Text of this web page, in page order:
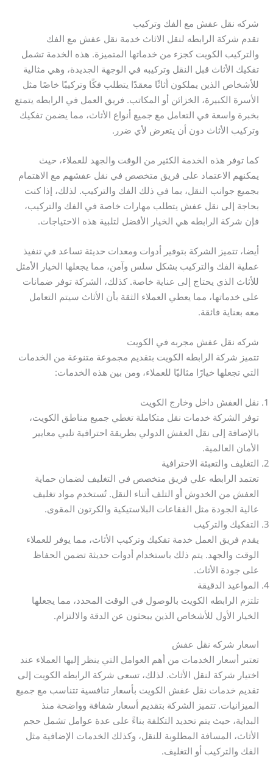
شركه نقل عفش مع الفك وتركيب
تقدم شركة الرابطه لنقل الاثاث خدمة نقل عفش مع الفك
والتركيب الكويت كجزء من خدماتها المتميزة. هذه الخدمة تشمل
تفكيك الأثاث قبل النقل وتركيبه في الوجهة الجديدة، وهي مثالية
للأشخاص الذين يملكون أثاثًا معقدًا يتطلب فكًا وتركيبًا خاصًا مثل
الأسرة الكبيرة، الخزائن أو المكاتب. فريق العمل في الرابطه يتمتع
بخبرة واسعة في التعامل مع جميع أنواع الأثاث، مما يضمن تفكيك
وتركيب الأثاث دون أن يتعرض لأي ضرر.
كما توفر هذه الخدمة الكثير من الوقت والجهد للعملاء، حيث
يمكنهم الاعتماد على فريق متخصص في نقل عفشهم مع الاهتمام
بجميع جوانب النقل، بما في ذلك الفك والتركيب. لذلك، إذا كنت
بحاجة إلى نقل عفش يتطلب مهارات خاصة في الفك والتركيب،
فإن شركة الرابطه هي الخيار الأفضل لتلبية هذه الاحتياجات.
أيضا، تتميز الشركة بتوفير أدوات ومعدات حديثة تساعد في تنفيذ
عملية الفك والتركيب بشكل سلس وآمن، مما يجعلها الخيار الأمثل
للأثاث الذي يحتاج إلى عناية خاصة. كذلك، الشركة توفر ضمانات
على خدماتها، مما يعطي العملاء الثقة بأن الأثاث سيتم التعامل
معه بعناية فائقة.
شركه نقل عفش مجربه في الكويت
تتميز شركة الرابطه الكويت بتقديم مجموعة متنوعة من الخدمات
التي تجعلها خيارًا مثاليًا للعملاء، ومن بين هذه الخدمات:
نقل العفش داخل وخارج الكويت
توفر الشركة خدمات نقل متكاملة تغطي جميع مناطق الكويت،
بالإضافة إلى نقل العفش الدولي بطريقة احترافية تلبي معايير
الأمان العالمية.
التغليف والتعبئة الاحترافية
تعتمد الرابطه علي فريق متخصص في التغليف لضمان حماية
العفش من الخدوش أو التلف أثناء النقل. تُستخدم مواد تغليف
عالية الجودة مثل الفقاعات البلاستيكية والكرتون المقوى.
التفكيك والتركيب
يقدم فريق العمل خدمة تفكيك وتركيب الأثاث، مما يوفر للعملاء
الوقت والجهد. يتم ذلك باستخدام أدوات حديثة تضمن الحفاظ
على جودة الأثاث.
المواعيد الدقيقة
تلتزم الرابطه الكويت بالوصول في الوقت المحدد، مما يجعلها
الخيار الأول للأشخاص الذين يبحثون عن الدقة والالتزام.
اسعار شركه نقل عفش
تعتبر أسعار الخدمات من أهم العوامل التي ينظر إليها العملاء عند
اختيار شركة لنقل الأثاث. لذلك، تسعى شركة الرابطه الكويت إلى
تقديم خدمات نقل عفش الكويت بأسعار تنافسية تتناسب مع جميع
الميزانيات. تتميز الشركة بتقديم أسعار شفافة وواضحة منذ
البداية، حيث يتم تحديد التكلفة بناءً على عدة عوامل تشمل حجم
الأثاث، المسافة المطلوبة للنقل، وكذلك الخدمات الإضافية مثل
الفك والتركيب أو التغليف.